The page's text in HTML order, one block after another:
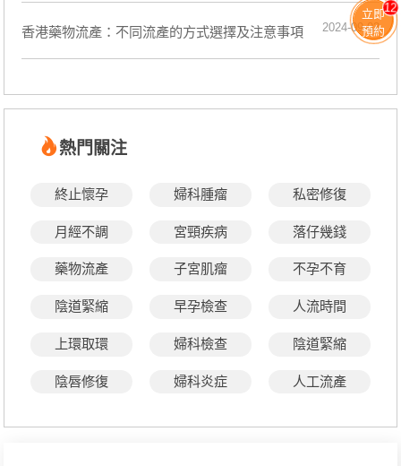
香港藥物流產：不同流產的方式選擇及注意事項 2024-09-03
熱門關注
終止懷孕 婦科腫瘤 私密修復
月經不調 宮頸疾病 落仔幾錢
藥物流產 子宮肌瘤 不孕不育
陰道緊縮 早孕檢查 人流時間
上環取環 婦科檢查 陰道緊縮
陰唇修復 婦科炎症 人工流產
立即
預約
12